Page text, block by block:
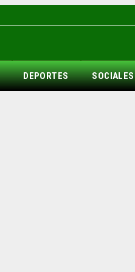
DEPORTES SOCIALES